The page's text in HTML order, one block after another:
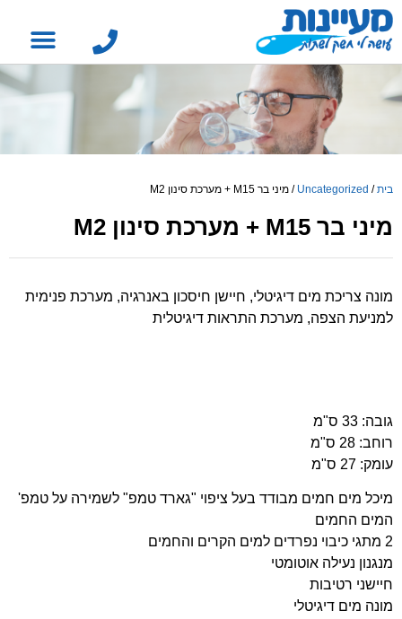
בית/
Uncategorized
/ מיני בר M15 + מערכת סינון M2
מיני בר M15 + מערכת סינון M2
מונה צריכת מים דיגיטלי, חיישן חיסכון באנרגיה, מערכת פנימית
למניעת הצפה, מערכת התראות דיגיטלית
גובה: 33 ס"מ
רוחב: 28 ס"מ
עומק: 27 ס"מ
מיכל מים חמים מבודד בעל ציפוי "גארד טמפ" לשמירה על טמפ'
המים החמים
2 מתגי כיבוי נפרדים למים הקרים והחמים
מנגנון נעילה אוטומטי
חיישני רטיבות
מונה מים דיגיטלי